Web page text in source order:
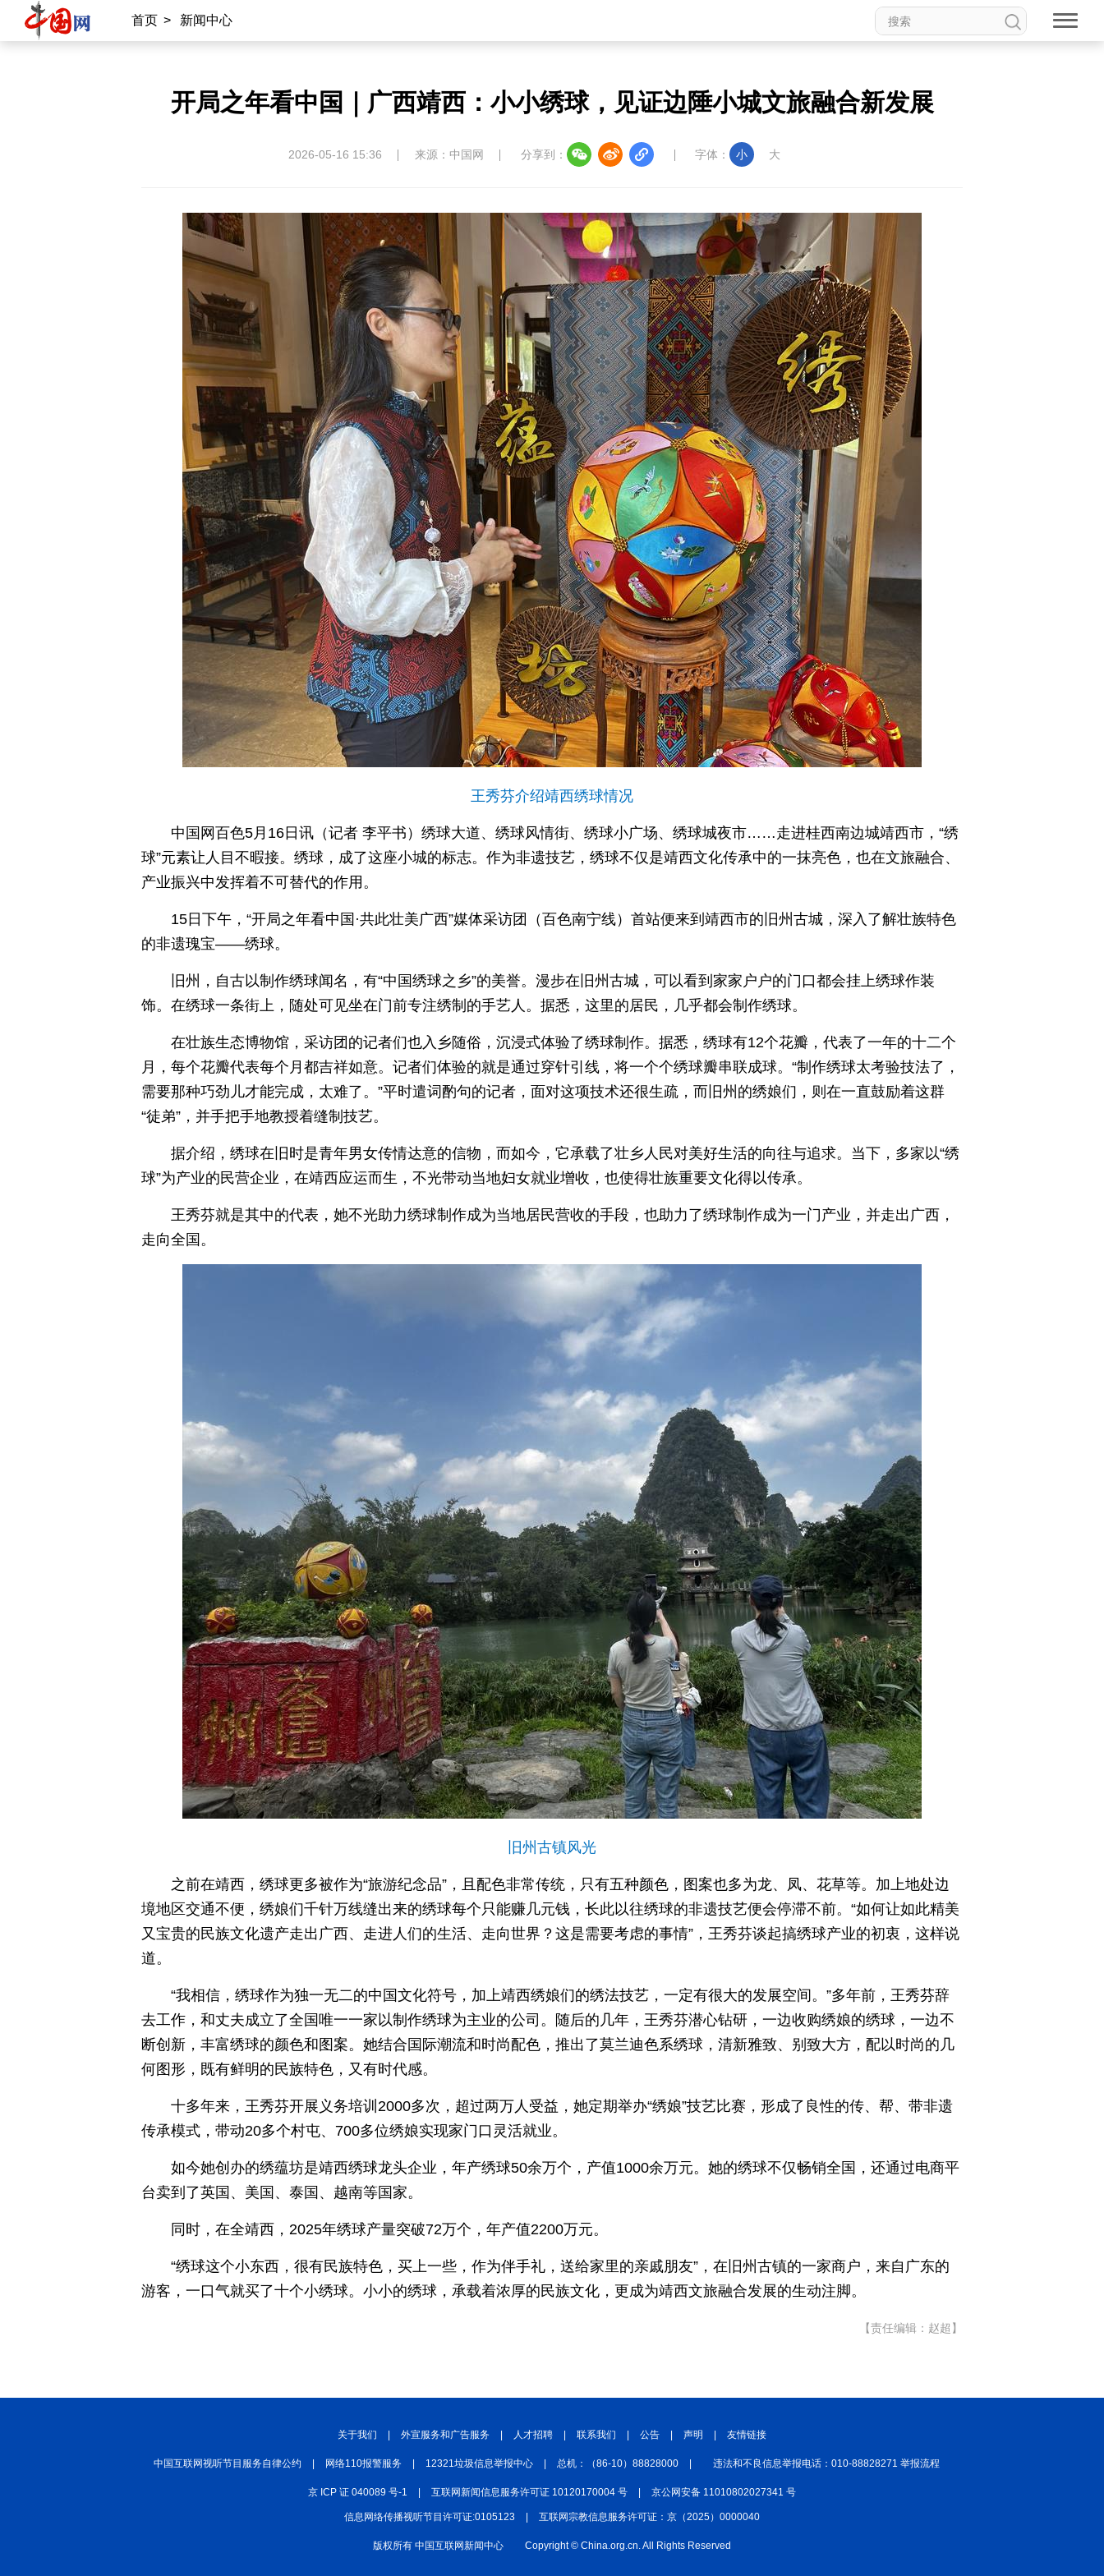
首页 > 新闻中心
开局之年看中国｜广西靖西：小小绣球，见证边陲小城文旅融合新发展
2026-05-16 15:36 来源：中国网 分享到： 字体： 小 大
王秀芬介绍靖西绣球情况
中国网百色5月16日讯（记者 李平书）绣球大道、绣球风情街、绣球小广场、绣球城夜市……走进桂西南边城靖西市，“绣
球”元素让人目不暇接。绣球，成了这座小城的标志。作为非遗技艺，绣球不仅是靖西文化传承中的一抹亮色，也在文旅融合、
产业振兴中发挥着不可替代的作用。
15日下午，“开局之年看中国·共此壮美广西”媒体采访团（百色南宁线）首站便来到靖西市的旧州古城，深入了解壮族特色
的非遗瑰宝——绣球。
旧州，自古以制作绣球闻名，有“中国绣球之乡”的美誉。漫步在旧州古城，可以看到家家户户的门口都会挂上绣球作装
饰。在绣球一条街上，随处可见坐在门前专注绣制的手艺人。据悉，这里的居民，几乎都会制作绣球。
在壮族生态博物馆，采访团的记者们也入乡随俗，沉浸式体验了绣球制作。据悉，绣球有12个花瓣，代表了一年的十二个
月，每个花瓣代表每个月都吉祥如意。记者们体验的就是通过穿针引线，将一个个绣球瓣串联成球。“制作绣球太考验技法了，
需要那种巧劲儿才能完成，太难了。”平时遣词酌句的记者，面对这项技术还很生疏，而旧州的绣娘们，则在一直鼓励着这群
“徒弟”，并手把手地教授着缝制技艺。
据介绍，绣球在旧时是青年男女传情达意的信物，而如今，它承载了壮乡人民对美好生活的向往与追求。当下，多家以“绣
球”为产业的民营企业，在靖西应运而生，不光带动当地妇女就业增收，也使得壮族重要文化得以传承。
王秀芬就是其中的代表，她不光助力绣球制作成为当地居民营收的手段，也助力了绣球制作成为一门产业，并走出广西，
走向全国。
旧州古镇风光
之前在靖西，绣球更多被作为“旅游纪念品”，且配色非常传统，只有五种颜色，图案也多为龙、凤、花草等。加上地处边
境地区交通不便，绣娘们千针万线缝出来的绣球每个只能赚几元钱，长此以往绣球的非遗技艺便会停滞不前。“如何让如此精美
又宝贵的民族文化遗产走出广西、走进人们的生活、走向世界？这是需要考虑的事情”，王秀芬谈起搞绣球产业的初衷，这样说
道。
“我相信，绣球作为独一无二的中国文化符号，加上靖西绣娘们的绣法技艺，一定有很大的发展空间。”多年前，王秀芬辞
去工作，和丈夫成立了全国唯一一家以制作绣球为主业的公司。随后的几年，王秀芬潜心钻研，一边收购绣娘的绣球，一边不
断创新，丰富绣球的颜色和图案。她结合国际潮流和时尚配色，推出了莫兰迪色系绣球，清新雅致、别致大方，配以时尚的几
何图形，既有鲜明的民族特色，又有时代感。
十多年来，王秀芬开展义务培训2000多次，超过两万人受益，她定期举办“绣娘”技艺比赛，形成了良性的传、帮、带非遗
传承模式，带动20多个村屯、700多位绣娘实现家门口灵活就业。
如今她创办的绣蕴坊是靖西绣球龙头企业，年产绣球50余万个，产值1000余万元。她的绣球不仅畅销全国，还通过电商平
台卖到了英国、美国、泰国、越南等国家。
同时，在全靖西，2025年绣球产量突破72万个，年产值2200万元。
“绣球这个小东西，很有民族特色，买上一些，作为伴手礼，送给家里的亲戚朋友”，在旧州古镇的一家商户，来自广东的
游客，一口气就买了十个小绣球。小小的绣球，承载着浓厚的民族文化，更成为靖西文旅融合发展的生动注脚。
【责任编辑：赵超】
关于我们 外宣服务和广告服务 人才招聘 联系我们 公告 声明 友情链接
中国互联网视听节目服务自律公约 网络110报警服务 12321垃圾信息举报中心 总机：（86-10）88828000 违法和不良信息举报电话：010-88828271 举报流程
京 ICP 证 040089 号-1 互联网新闻信息服务许可证 10120170004 号 京公网安备 11010802027341 号
信息网络传播视听节目许可证:0105123 互联网宗教信息服务许可证：京（2025）0000040
版权所有 中国互联网新闻中心 Copyright © China.org.cn. All Rights Reserved